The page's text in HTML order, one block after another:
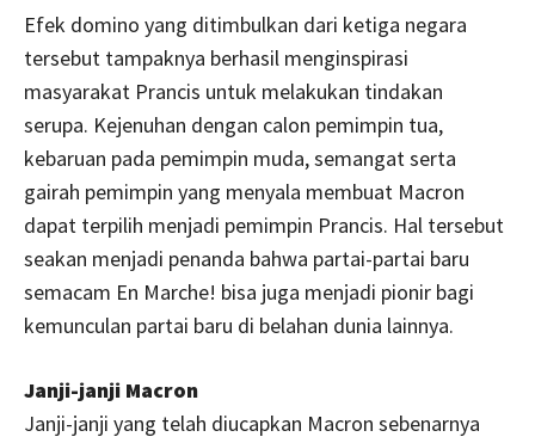
Efek domino yang ditimbulkan dari ketiga negara
tersebut tampaknya berhasil menginspirasi
masyarakat Prancis untuk melakukan tindakan
serupa. Kejenuhan dengan calon pemimpin tua,
kebaruan pada pemimpin muda, semangat serta
gairah pemimpin yang menyala membuat Macron
dapat terpilih menjadi pemimpin Prancis. Hal tersebut
seakan menjadi penanda bahwa partai-partai baru
semacam En Marche! bisa juga menjadi pionir bagi
kemunculan partai baru di belahan dunia lainnya.
Janji-janji Macron
Janji-janji yang telah diucapkan Macron sebenarnya